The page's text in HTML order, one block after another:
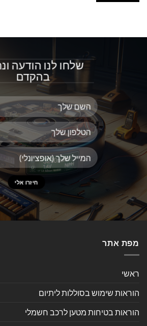
שלחו לנו הודעה
בהקדם
מפת אתר
ראשי
הוראות שימוש בסוללות ליתיום
הוראות בטיחות מטען לרכב חשמלי